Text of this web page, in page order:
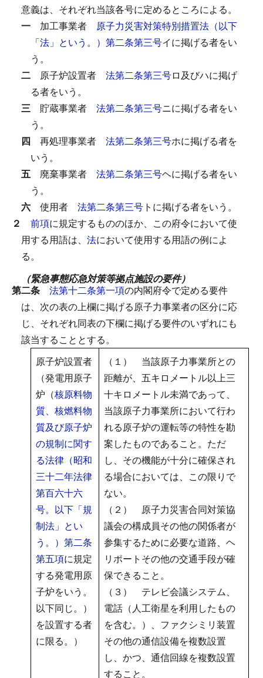
意義は、それぞれ当該各号に定めるところによる。
一 加工事業者
原子力災害対策特別措置法（以下
「法」という。）第二条第三号イに掲げる者をい
う。
二 原子炉設置者 法第二条第三号ロ及びハに掲げ
る者をいう。
三 貯蔵事業者 法第二条第三号ニに掲げる者をい
う。
四 再処理事業者 法第二条第三号ホに掲げる者を
いう。
五 廃棄事業者 法第二条第三号ヘに掲げる者をい
う。
六 使用者 法第二条第三号 トに掲げる者をいう。
２ 前項に規定するもののほか、この府令において使
用する用語は、 法において使用する用語の例によ
る。
（緊急事態応急対策等拠点施設の要件）
第二条 法第十二条第一項の内閣府令で定める要件
は、次の表の上欄に掲げる原子力事業者の区分に応
じ、それぞれ同表の下欄に掲げる要件のいずれにも
該当することとする。
原子炉設置者
（発電用原子
炉（核原料物
質、核燃料物
質及び原子炉
の規制に関す
る法律（昭和
三十二年法律
第百六十六
号。以下「規
制法」とい
う。）第二条
第五項に規定
する発電用原
子炉をいう。
以下同じ。）
を設置する者
に限る。）
（１） 当該原子力事業所との
距離が、五キロメートル以上三
十キロメートル未満であって、
当該原子力事業所において行わ
れる原子炉の運転等の特性を勘
案したものであること。ただ
し、その機能が十分に確保され
る場合においては、この限りで
ない。
（２） 原子力災害合同対策協
議会の構成員その他の関係者が
参集するために必要な道路、ヘ
リポートその他の交通手段が確
保できること。
（３） テレビ会議システム、
電話（人工衛星を利用したもの
を含む。）、ファクシミリ装置
その他の通信設備を複数設置
し、かつ、通信回線を複数設置
すること。